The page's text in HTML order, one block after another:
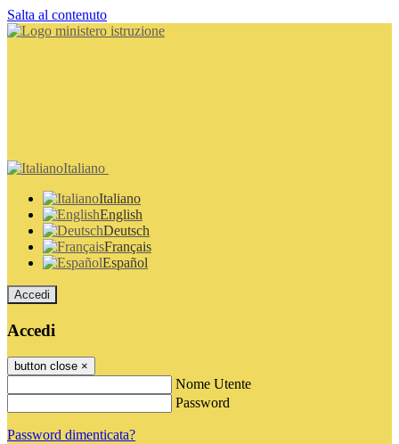
Salta al contenuto
Italiano
Italiano
English
Deutsch
Français
Español
Accedi
Accedi
button close ×
Nome Utente
Password
Password dimenticata?